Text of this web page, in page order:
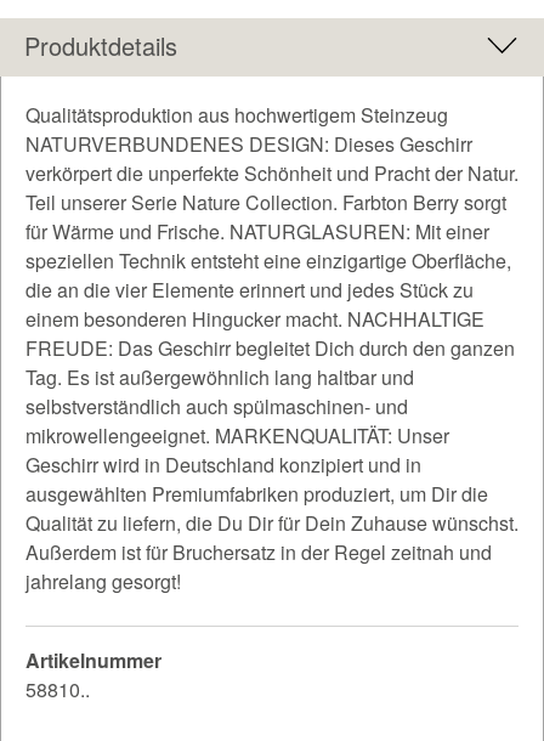
Produktdetails
Qualitätsproduktion aus hochwertigem Steinzeug
NATURVERBUNDENES DESIGN: Dieses Geschirr
verkörpert die unperfekte Schönheit und Pracht der Natur.
Teil unserer Serie Nature Collection. Farbton Berry sorgt
für Wärme und Frische. NATURGLASUREN: Mit einer
speziellen Technik entsteht eine einzigartige Oberfläche,
die an die vier Elemente erinnert und jedes Stück zu
einem besonderen Hingucker macht. NACHHALTIGE
FREUDE: Das Geschirr begleitet Dich durch den ganzen
Tag. Es ist außergewöhnlich lang haltbar und
selbstverständlich auch spülmaschinen- und
mikrowellengeeignet. MARKENQUALITÄT: Unser
Geschirr wird in Deutschland konzipiert und in
ausgewählten Premiumfabriken produziert, um Dir die
Qualität zu liefern, die Du Dir für Dein Zuhause wünschst.
Außerdem ist für Bruchersatz in der Regel zeitnah und
jahrelang gesorgt!
Artikelnummer
58810..